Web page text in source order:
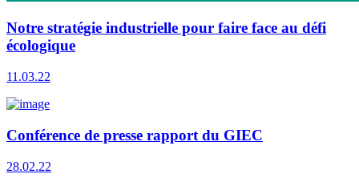
Notre stratégie industrielle pour faire face au défi
écologique
11.03.22
Conférence de presse rapport du GIEC
28.02.22